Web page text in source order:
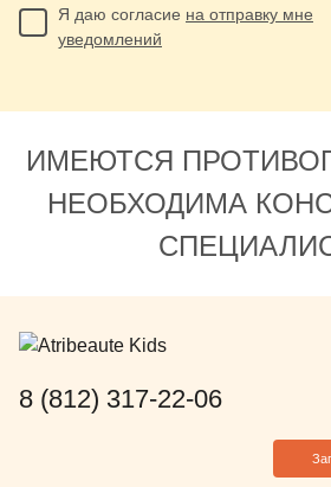
Я даю согласие на отправку мне
уведомлений
ИМЕЮТСЯ
НЕОБХОДИМА
8 (812) 317-22-06